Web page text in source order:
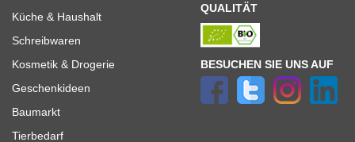
Küche & Haushalt
Schreibwaren
Kosmetik & Drogerie
Geschenkideen
Baumarkt
Tierbedarf
QUALITÄT
BESUCHEN SIE UNS AUF